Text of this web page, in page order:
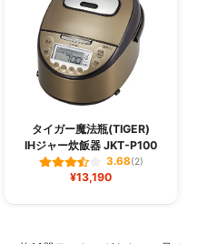
タイガー魔法瓶(TIGER)
IHジャー炊飯器 JKT-P100
3.68(2)
¥13,190